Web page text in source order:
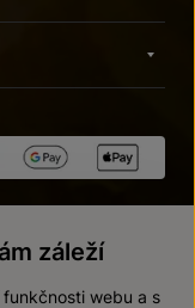
záleží
webu a s